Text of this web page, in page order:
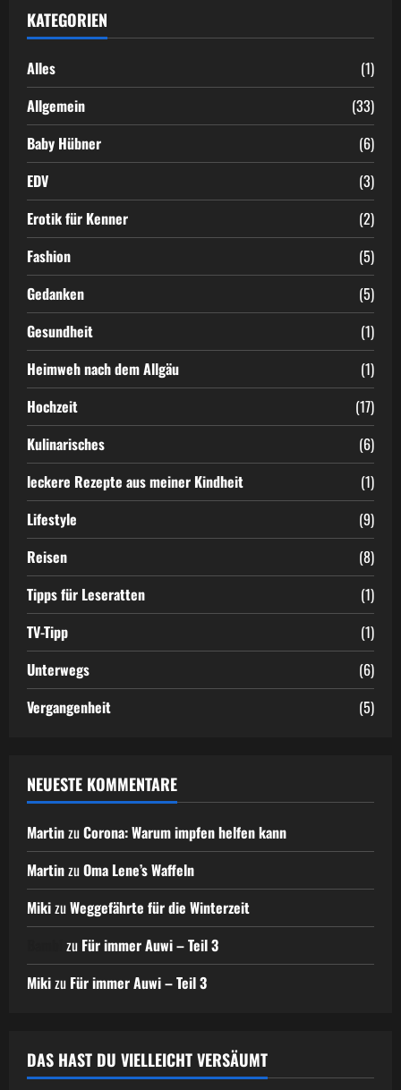
Bergdoktors
KATEGORIEN
Alles
(1)
Allgemein
(33)
Baby Hübner
(6)
EDV
(3)
Erotik für Kenner
(2)
Fashion
(5)
Gedanken
(5)
Gesundheit
(1)
Heimweh nach dem Allgäu
(1)
Hochzeit
(17)
Kulinarisches
(6)
leckere Rezepte aus meiner Kindheit
(1)
Lifestyle
(9)
Reisen
(8)
Tipps für Leseratten
(1)
TV-Tipp
(1)
Unterwegs
(6)
Vergangenheit
(5)
NEUESTE KOMMENTARE
MartinzuCorona: Warum impfen helfen kann
MartinzuOma Lene’s Waffeln
MikizuWeggefährte für die Winterzeit
zu Für immer Auwi – Teil 3
Mikizu Für immer Auwi – Teil 3
DAS HAST DU VIELLEICHT VERSÄUMT